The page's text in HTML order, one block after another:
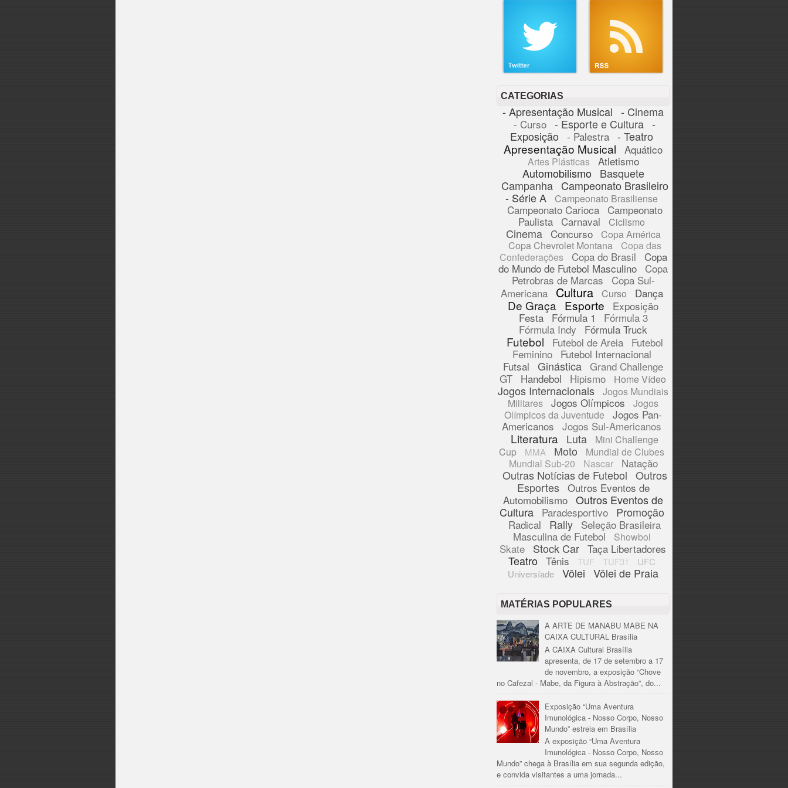
CATEGORIAS
- Apresentação Musical - Cinema
- Curso - Esporte e Cultura -
Exposição - Palestra - Teatro
Apresentação Musical Aquático
Artes Plásticas Atletismo
Automobilismo
Basquete
Campanha Campeonato Brasileiro
- Série A
Campeonato Brasiliense
Campeonato Carioca
Campeonato
Paulista Carnaval Ciclismo
Cinema Concurso
Copa América
Copa Chevrolet Montana
Copa das
Confederações
Copa do Brasil Copa
do Mundo de Futebol Masculino Copa
Petrobras de Marcas
Copa Sul-
Americana
Cultura Curso Dança
De Graça Esporte
Exposição
Festa
Fórmula 1
Fórmula 3
Fórmula Indy
Fórmula Truck
Futebol Futebol de Areia
Futebol
Feminino
Futebol Internacional
Futsal Ginástica Grand Challenge
GT Handebol Hipismo Home Vídeo
Jogos Internacionais
Jogos Mundiais
Militares
Jogos Olímpicos
Jogos
Olímpicos da Juventude
Jogos Pan-
Americanos Jogos Sul-Americanos
Literatura Luta
Mini Challenge
Cup
MMA Moto
Mundial de Clubes
Mundial Sub-20
Nascar Natação
Outras Notícias de Futebol Outros
Esportes Outros Eventos de
Automobilismo Outros Eventos de
Cultura
Paradesportivo Promoção
Radical Rally Seleção Brasileira
Masculina de Futebol
Showbol
Skate Stock Car Taça Libertadores
Teatro Tênis TUF TUF31
UFC
Universíade
Vôlei Vôlei de Praia
MATÉRIAS POPULARES
A ARTE DE MANABU MABE NA
CAIXA CULTURAL Brasília
A CAIXA Cultural Brasília
apresenta, de 17 de setembro a 17
de novembro, a exposição “Chove
no Cafezal - Mabe, da Figura à Abstração”, do...
Exposição “Uma Aventura
Imunológica - Nosso Corpo, Nosso
Mundo” estreia em Brasília
A exposição “Uma Aventura
Imunológica - Nosso Corpo, Nosso
Mundo” chega à Brasília em sua segunda edição,
e convida visitantes a uma jornada...